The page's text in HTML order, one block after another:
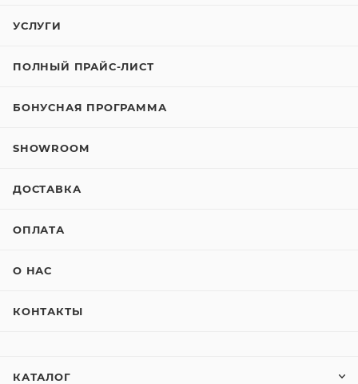
УСЛУГИ
ПОЛНЫЙ ПРАЙС-ЛИСТ
БОНУСНАЯ ПРОГРАММА
SHOWROOM
ДОСТАВКА
ОПЛАТА
О НАС
КОНТАКТЫ
КАТАЛОГ